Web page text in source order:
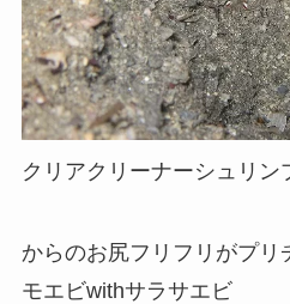
クリアクリーナーシュリン
からのお尻フリフリがプリ
モエビwithサラサエビ